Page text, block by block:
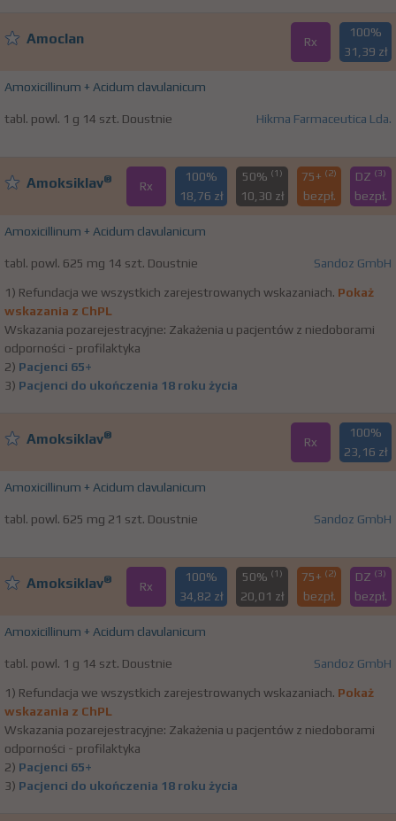
Amoclan Rx
100%
31,39 zł
Amoxicillinum + Acidum clavulanicum
tabl. powl. 1 g 14 szt. Doustnie Hikma Farmaceutica Lda.
Amoksiklav® Rx
100%
18,76 zł
50% (1)
10,30 zł
75+ (2)
bezpł.
DZ (3)
bezpł.
Amoxicillinum + Acidum clavulanicum
tabl. powl. 625 mg 14 szt. Doustnie Sandoz GmbH
1) Refundacja we wszystkich zarejestrowanych wskazaniach. Pokaż
wskazania z ChPL
Wskazania pozarejestracyjne: Zakażenia u pacjentów z niedoborami
odporności - profilaktyka
2) Pacjenci 65+
3) Pacjenci do ukończenia 18 roku życia
Amoksiklav® Rx
100%
23,16 zł
Amoxicillinum + Acidum clavulanicum
tabl. powl. 625 mg 21 szt. Doustnie Sandoz GmbH
Amoksiklav® Rx
100%
34,82 zł
50% (1)
20,01 zł
75+ (2)
bezpł.
DZ (3)
bezpł.
Amoxicillinum + Acidum clavulanicum
tabl. powl. 1 g 14 szt. Doustnie Sandoz GmbH
1) Refundacja we wszystkich zarejestrowanych wskazaniach. Pokaż
wskazania z ChPL
Wskazania pozarejestracyjne: Zakażenia u pacjentów z niedoborami
odporności - profilaktyka
2) Pacjenci 65+
3) Pacjenci do ukończenia 18 roku życia